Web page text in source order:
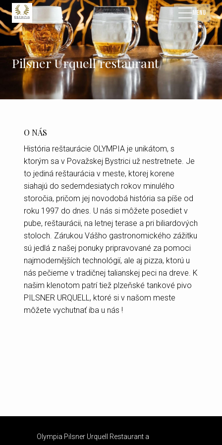
Menu
Pilsner Urquell restaurant
O NÁS
História reštaurácie OLYMPIA je unikátom, s
ktorým sa v Považskej Bystrici už nestretnete. Je
to jediná reštaurácia v meste, ktorej korene
siahajú do sedemdesiatych rokov minulého
storočia, pričom jej novodobá história sa píše od
roku 1997 do dnes. U nás si môžete posediet v
pube, reštaurácii, na letnej terase a pri biliardových
stoloch. Zárukou Vášho gastronomického zážitku
sú jedlá z našej ponuky pripravované za pomoci
najmodernějších technológií, ale aj pizza, ktorú u
nás pečieme v tradičnej talianskej peci na dreve. K
našim klenotom patrí tiež plzeňské tankové pivo
PILSNER URQUELL, ktoré si v našom meste
môžete vychutnať iba u nás !
Olympia Pilsner Urquell Restaurant a